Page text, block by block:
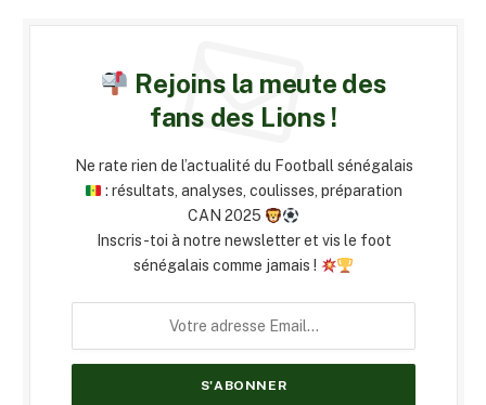
Rejoins la meute des
fans des Lions !
Ne rate rien de l’actualité du Football sénégalais
: résultats, analyses, coulisses, préparation
CAN 2025
Inscris-toi à notre newsletter et vis le foot
sénégalais comme jamais !